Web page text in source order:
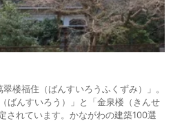
楼福住（ばんすいろうふくずみ）」。
ばんすいろう）」と「金泉楼（きんせ
されています。かながわの建築100選